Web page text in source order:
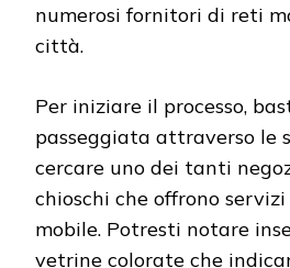
numerosi fornitori di reti
città.
Per iniziare il processo,
passeggiata attraverso le
cercare uno dei tanti
chioschi che offrono
mobile. Potresti notare
vetrine colorate che